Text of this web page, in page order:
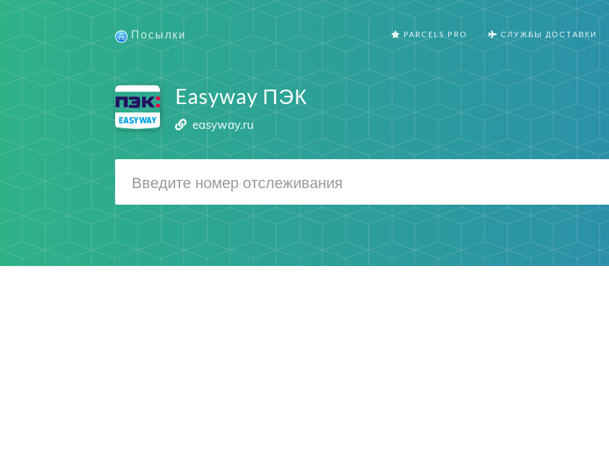
Посылки PARCELS PRO СЛУЖБЫ ДОСТАВКИ
Easyway ПЭК
easyway.ru